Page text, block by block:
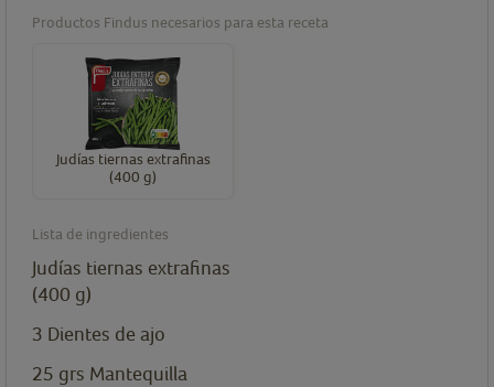
Productos Findus necesarios para esta receta
Judías tiernas extrafinas
(400 g)
Lista de ingredientes
Judías tiernas extrafinas
(400 g)
3 Dientes de ajo
25 grs Mantequilla